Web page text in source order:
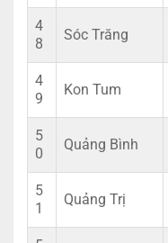
4
8
Sóc Trăng
4
9
Kon Tum
5
0
Quảng Bình
5
1
Quảng Trị